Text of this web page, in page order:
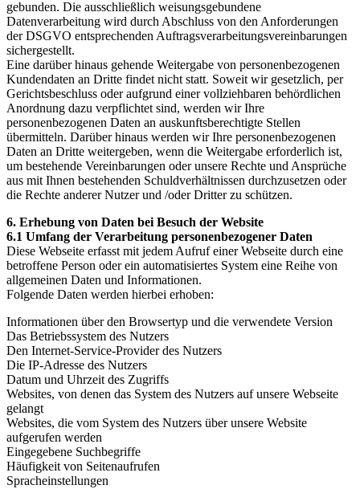
gebunden. Die ausschließlich weisungsgebundene
Datenverarbeitung wird durch Abschluss von den Anforderungen
der DSGVO entsprechenden Auftragsverarbeitungsvereinbarungen
sichergestellt.
Eine darüber hinaus gehende Weitergabe von personenbezogenen
Kundendaten an Dritte findet nicht statt. Soweit wir gesetzlich, per
Gerichtsbeschluss oder aufgrund einer vollziehbaren behördlichen
Anordnung dazu verpflichtet sind, werden wir Ihre
personenbezogenen Daten an auskunftsberechtigte Stellen
übermitteln. Darüber hinaus werden wir Ihre personenbezogenen
Daten an Dritte weitergeben, wenn die Weitergabe erforderlich ist,
um bestehende Vereinbarungen oder unsere Rechte und Ansprüche
aus mit Ihnen bestehenden Schuldverhältnissen durchzusetzen oder
die Rechte anderer Nutzer und /oder Dritter zu schützen.
6. Erhebung von Daten bei Besuch der Website
6.1 Umfang der Verarbeitung personenbezogener Daten
Diese Webseite erfasst mit jedem Aufruf einer Webseite durch eine
betroffene Person oder ein automatisiertes System eine Reihe von
allgemeinen Daten und Informationen.
Folgende Daten werden hierbei erhoben:
Informationen über den Browsertyp und die verwendete Version
Das Betriebssystem des Nutzers
Den Internet-Service-Provider des Nutzers
Die IP-Adresse des Nutzers
Datum und Uhrzeit des Zugriffs
Websites, von denen das System des Nutzers auf unsere Webseite
gelangt
Websites, die vom System des Nutzers über unsere Website
aufgerufen werden
Eingegebene Suchbegriffe
Häufigkeit von Seitenaufrufen
Spracheinstellungen